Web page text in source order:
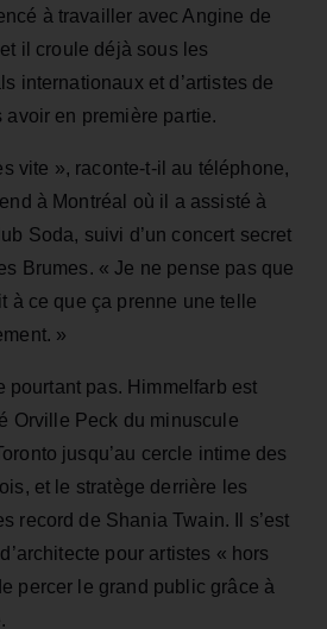
à travailler avec Angine de
il croule déjà sous les
internationaux et d’artistes de
en première partie.
vite », raconte‑t‑il au téléphone,
à Montréal où il a assisté à
Soda, suivi d’un concert secret
Brumes. « Je ne pense pas que
à ce que ça prenne une telle
»
pourtant pas. Himmelfarb est
Orville Peck du minuscule
jusqu’au cercle intime des
et le stratège derrière les
record de Shania Twain. Il s’est
pour artistes « hors
percer le grand public grâce à